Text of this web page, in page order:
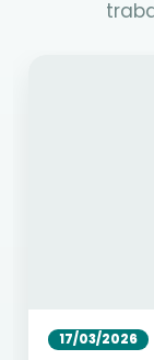
17/03/2026